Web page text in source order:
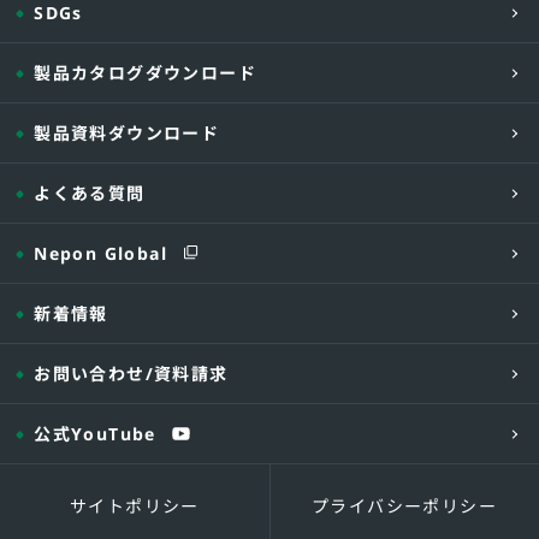
SDGs
製品カタログダウンロード
製品資料ダウンロード
よくある質問
Nepon Global
新着情報
お問い合わせ/資料請求
公式YouTube
サイトポリシー プライバシーポリシー